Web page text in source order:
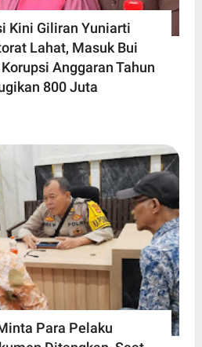
Kini Giliran Yuniarti
Lahat, Masuk Bui
Anggaran Tahun
800 Juta
Para Pelaku